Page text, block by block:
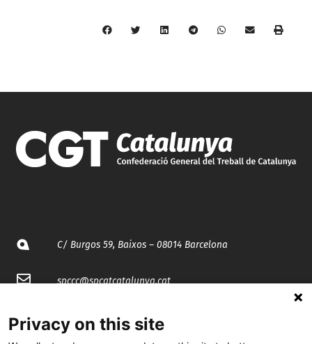
C/ Burgos 59, Baixos – 08014 Barcelona
spccc@spcgtcatalunya.cat
Privacy on this site